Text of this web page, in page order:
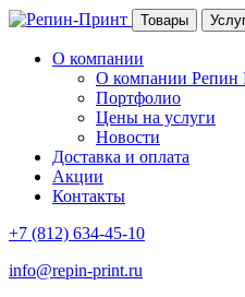
Товары
О компании
О компании Репин
Портфолио
Цены на услуги
Новости
Доставка и оплата
Акции
Контакты
+7 (812) 634-45-10
info@repin-print.ru